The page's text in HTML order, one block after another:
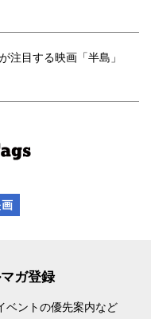
目する映画「半島」
ガ登録
ベントの優先案内など